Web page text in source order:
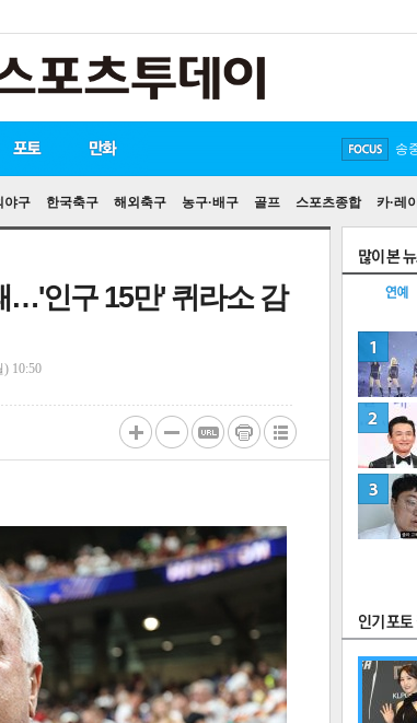
야구 한국축구 해외축구 농구·배구 골프 스포츠종합 카·레
포토
FOCUS
방탄소년단
손흥민
유아인
송
…'인구 15만' 퀴라소 감
) 10:50